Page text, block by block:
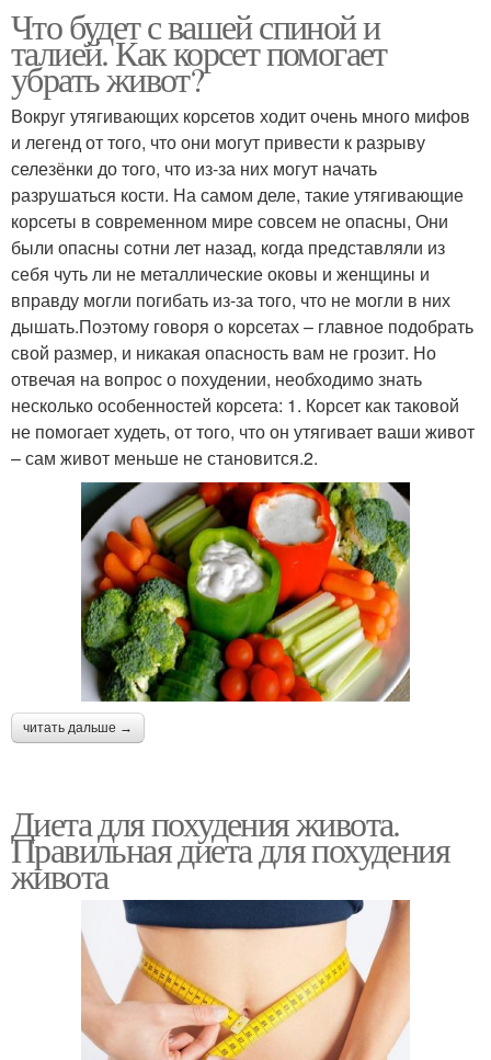
Что будет с вашей спиной и
талией. Как корсет помогает
убрать живот?
Вокруг утягивающих корсетов ходит очень много мифов
и легенд от того, что они могут привести к разрыву
селезёнки до того, что из-за них могут начать
разрушаться кости. На самом деле, такие утягивающие
корсеты в современном мире совсем не опасны, Они
были опасны сотни лет назад, когда представляли из
себя чуть ли не металлические оковы и женщины и
вправду могли погибать из-за того, что не могли в них
дышать.Поэтому говоря о корсетах – главное подобрать
свой размер, и никакая опасность вам не грозит. Но
отвечая на вопрос о похудении, необходимо знать
несколько особенностей корсета: 1. Корсет как таковой
не помогает худеть, от того, что он утягивает ваши живот
– сам живот меньше не становится.2.
читать дальше →
Диета для похудения живота.
Правильная диета для похудения
живота